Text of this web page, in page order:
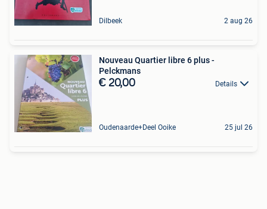
Dilbeek 2 aug 26
Nouveau Quartier libre 6 plus -
Pelckmans
€ 20,00 Details
Oudenaarde+Deel Ooike 25 jul 26